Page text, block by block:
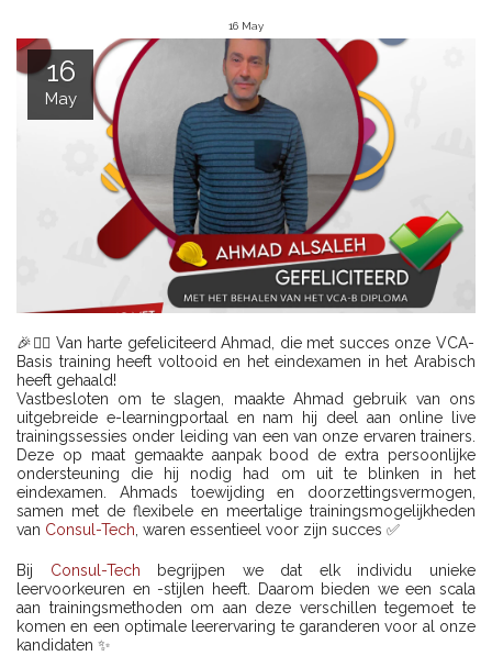
16 May
16
May
🎉👷‍♂️ Van harte gefeliciteerd Ahmad, die met succes onze VCA-
Basis training heeft voltooid en het eindexamen in het Arabisch
heeft gehaald!
Vastbesloten om te slagen, maakte Ahmad gebruik van ons
uitgebreide e-learningportaal en nam hij deel aan online live
trainingssessies onder leiding van een van onze ervaren trainers.
Deze op maat gemaakte aanpak bood de extra persoonlijke
ondersteuning die hij nodig had om uit te blinken in het
eindexamen. Ahmads toewijding en doorzettingsvermogen,
samen met de flexibele en meertalige trainingsmogelijkheden
van Consul-Tech, waren essentieel voor zijn succes ✅
Bij Consul-Tech begrijpen we dat elk individu unieke
leervoorkeuren en -stijlen heeft. Daarom bieden we een scala
aan trainingsmethoden om aan deze verschillen tegemoet te
komen en een optimale leerervaring te garanderen voor al onze
kandidaten ✨